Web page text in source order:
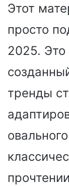
Этот
просто
2025. Это
тренды